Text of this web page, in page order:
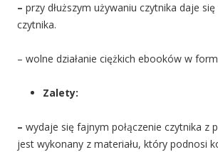
– przy dłuższym używaniu czytnika daje
czytnika.
– wolne działanie ciężkich ebooków w
Zalety:
– wydaje się fajnym połączenie czytnika z
jest wykonany z materiału, który podnosi